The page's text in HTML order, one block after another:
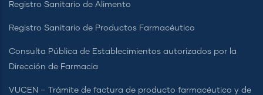
Registro Sanitario de Alimento
Registro Sanitario de Productos Farmacéutico
Consulta Pública de Establecimientos autorizados por la
Dirección de Farmacia
VUCEN – Trámite de factura de producto farmacéutico y de